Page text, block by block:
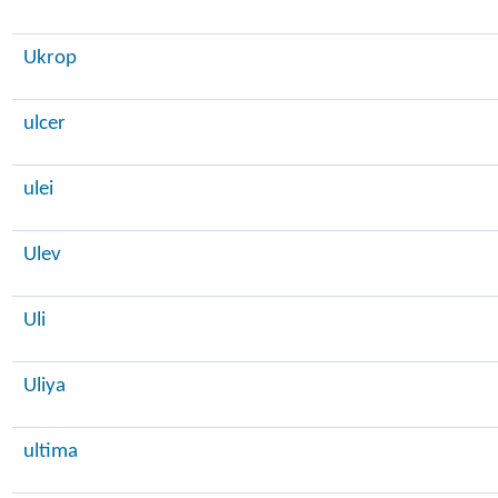
Ukrop
ulcer
ulei
Ulev
Uli
Uliya
ultima